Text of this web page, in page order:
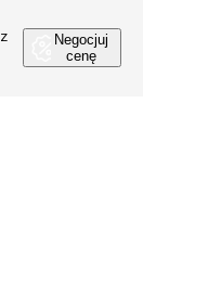
Negocjuj
cenę